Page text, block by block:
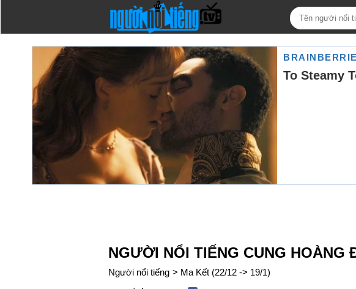
NGƯỜI NỔI TIẾNG CUNG HOÀNG
Người nổi tiếng > Ma Kết (22/12 -> 19/1)